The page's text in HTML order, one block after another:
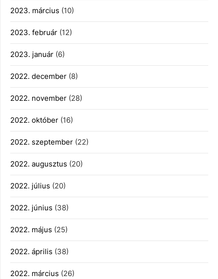
2023. március (10)
2023. február (12)
2023. január (6)
2022. december (8)
2022. november (28)
2022. október (16)
2022. szeptember (22)
2022. augusztus (20)
2022. július (20)
2022. június (38)
2022. május (25)
2022. április (38)
2022. március (26)